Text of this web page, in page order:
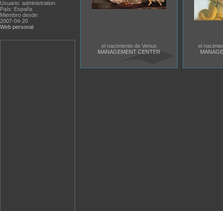
Usuario: administration
País: España
Miembro desde:
2007-04-20
Web personal
el nacimiento de Venus
MANAGEMENT CENTER
el